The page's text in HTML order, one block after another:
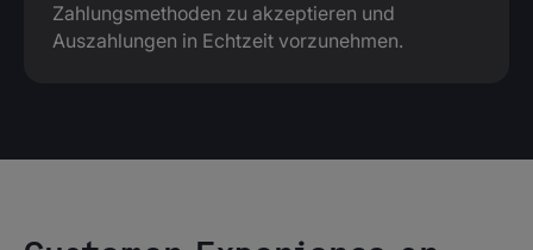
Zahlungsmethoden zu akzeptieren und
Auszahlungen in Echtzeit vorzunehmen.